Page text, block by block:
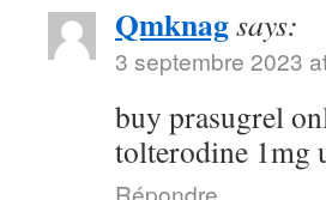
Qmknagsays:
3 septembre 2023
buy prasugrel
tolterodine 1mg
Répondre